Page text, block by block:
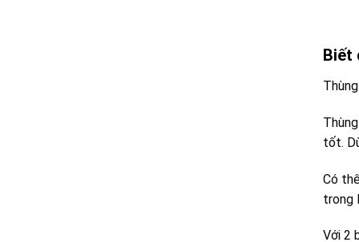
Biết
tốt.
Có
trong
Với 2